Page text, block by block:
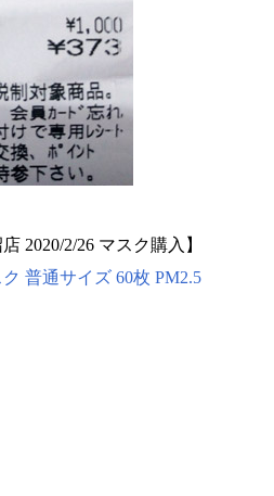
2020/2/26 マスク購入】
普通サイズ 60枚 PM2.5